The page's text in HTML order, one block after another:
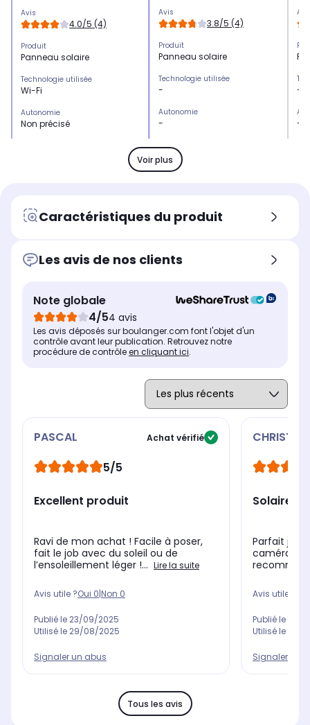
Avis
4.0/5 (4)
Produit
Panneau solaire
Technologie utilisée
Wi-Fi
Autonomie
Non précisé
Point fort personnalisé
Fonctionne
Sur batterie rechargeable
via énergie solaire
Wifi
Non
Avis
3.8/5 (4)
Produit
Panneau solaire
Technologie utilisée
-
Autonomie
-
Taille de l'écran
-
Point fort personnalisé
Fonctionne
via énergie solaire
Wifi
Non
Bluetooth
Non
-
-
Voir plus
Caractéristiques du produit
Les avis de nos clients
Note globale
4/54 avis
Les avis déposés sur boulanger.com font l'objet d'un
contrôle avant leur publication. Retrouvez notre
procédure de contrôleen cliquant ici.
PASCAL Achat vérifié
5/5
Excellent produit
Ravi de mon achat ! Facile à poser,
fait le job avec du soleil ou de
l’ensoleillement léger !... Lire la suite
Avis utile ?Oui 0|Non 0
Publié le 23/09/2025
Utilisé le 29/08/2025
Signaler un abus
CHRISTINE
Solaire
Parfait je
caméra
Avis utile ?
Publié le
Utilisé le
Signaler un
Tous les avis